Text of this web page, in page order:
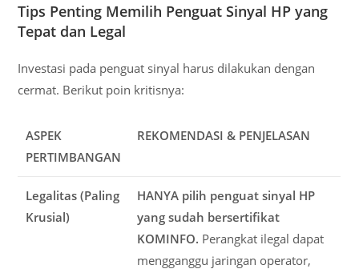
Tips Penting Memilih Penguat Sinyal HP yang
Tepat dan Legal
Investasi pada penguat sinyal harus dilakukan dengan
cermat. Berikut poin kritisnya:
ASPEK
PERTIMBANGAN
REKOMENDASI & PENJELASAN
Legalitas (Paling
Krusial)
HANYA pilih penguat sinyal HP
yang sudah bersertifikat
KOMINFO. Perangkat ilegal dapat
mengganggu jaringan operator,